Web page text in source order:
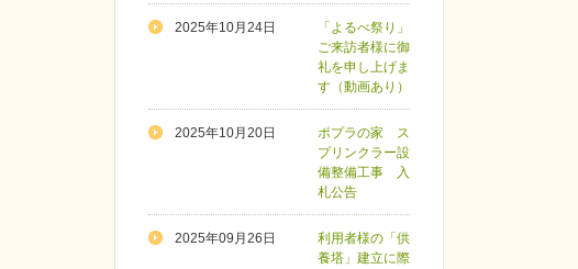
2025年10月24日
「よるべ祭り」
ご来訪者様に御
礼を申し上げま
す（動画あり）
2025年10月20日
ポプラの家 ス
プリンクラー設
備整備工事 入
札公告
2025年09月26日
利用者様の「供
養塔」建立に際